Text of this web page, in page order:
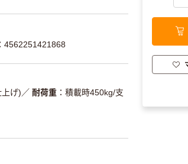
4562251421868
げ) ／ 耐荷重
積載時450kg/支